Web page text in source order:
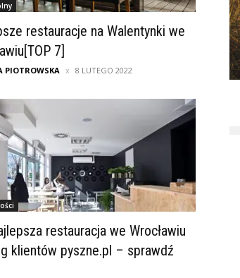
restauracje na Walentynki we
7]
PIOTROWSKA 8 LUTEGO 2022
restauracja we Wrocławiu
klientów pyszne.pl – sprawdź